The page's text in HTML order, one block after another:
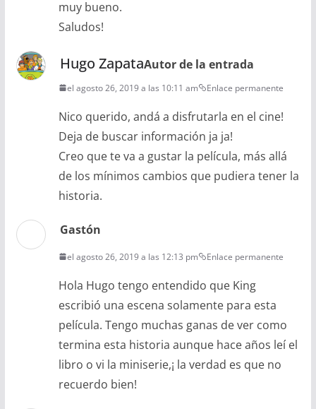
muy bueno.
Saludos!
Hugo ZapataAutor de la entrada
el agosto 26, 2019 a las 10:11 am Enlace permanente
Nico querido, andá a disfrutarla en el cine!
Deja de buscar información ja ja!
Creo que te va a gustar la película, más allá
de los mínimos cambios que pudiera tener la
historia.
Gastón
el agosto 26, 2019 a las 12:13 pm Enlace permanente
Hola Hugo tengo entendido que King
escribió una escena solamente para esta
película. Tengo muchas ganas de ver como
termina esta historia aunque hace años leí el
libro o vi la miniserie,¡ la verdad es que no
recuerdo bien!